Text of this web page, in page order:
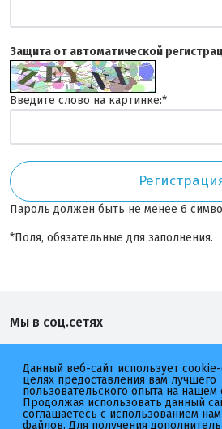
Защита от автоматической
Введите слово на картинке:*
Пароль должен быть не менее 6
*Поля, обязательные для заполнения.
Мы в соц.сетях
2026 © Котлетарь
Данный веб-сайт использует
целях предоставления вам лучшего
пользовательского опыта на нашем
Продолжая использовать данный
соглашаетесь с использованием
файлов. Для получения